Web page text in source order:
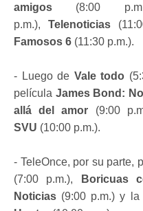
amigos (8:00
p.m.), Telenoticias
Famosos 6 (11:30 p.m.).
- Luego de Vale todo
película James Bond:
allá del amor (9:00
SVU (10:00 p.m.).
- TeleOnce, por su parte,
(7:00 p.m.),
Boricuas
Noticias (9:00 p.m.) y la